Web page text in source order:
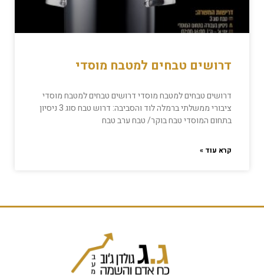
דרושים טבחים למטבח מוסדי
דרושים טבחים למטבח מוסדי דרושים טבחים למטבח מוסדי
ציבורי ממשלתי ברמלה לוד והסביבה: דרוש טבח סוג 3 ניסיון
בתחום המוסדי טבח בוקר/ טבח ערב טבח
קרא עוד »